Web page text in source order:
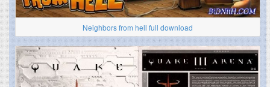
Neighbors from hell full download